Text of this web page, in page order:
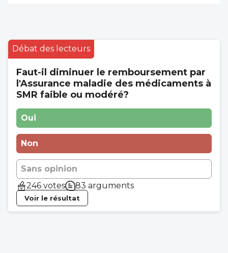
Débat des lecteurs
Faut-il diminuer le remboursement par
l'Assurance maladie des médicaments à
SMR faible ou modéré?
Oui
Non
Sans opinion
246 votes
83 arguments
Voir le résultat